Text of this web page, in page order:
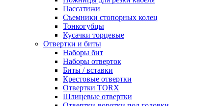
Пассатижи
Съемники стопорных колец
Тонкогубцы
Кусачки торцевые
Отвертки и биты
Наборы бит
Наборы отверток
Биты / вставки
Крестовые отвертки
Отвертки TORX
Шлицевые отвертки